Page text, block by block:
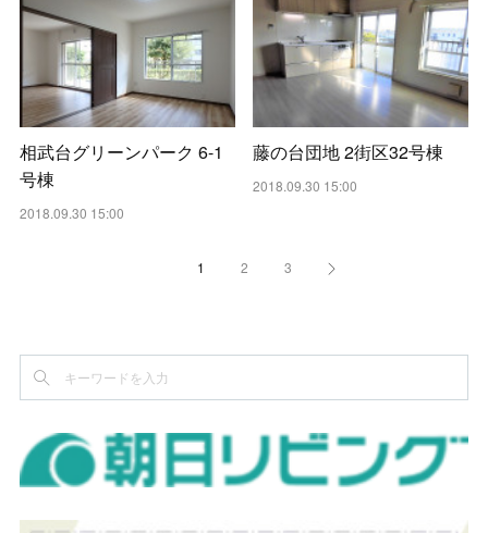
相武台グリーンパーク 6-1
号棟
2018.09.30 15:00
藤の台団地 2街区32号棟
2018.09.30 15:00
1 2 3